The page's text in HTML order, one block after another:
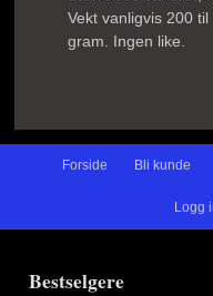
Vekt vanligvis 200
gram. Ingen like.
Forside Bli kunde
Logg
Bestselgere